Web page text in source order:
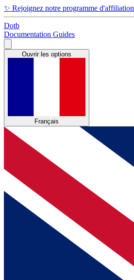
✨ Rejoignez notre programme d'affiliation
Dotb
Documentation Guides
Ouvrir les options
Français